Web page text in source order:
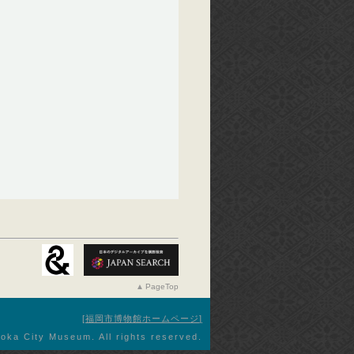
PageTop
福岡市博物館ホームページ
City Museum. All rights reserved.